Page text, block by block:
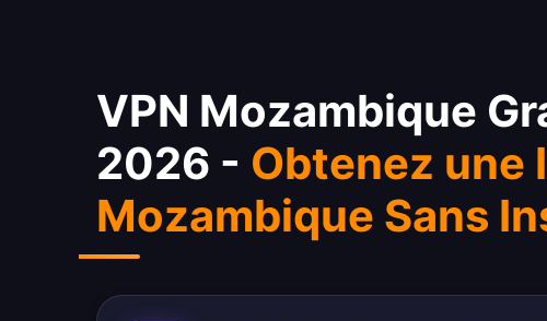
VPN Mozambique
2026 - Obtenez une
Mozambique Sans